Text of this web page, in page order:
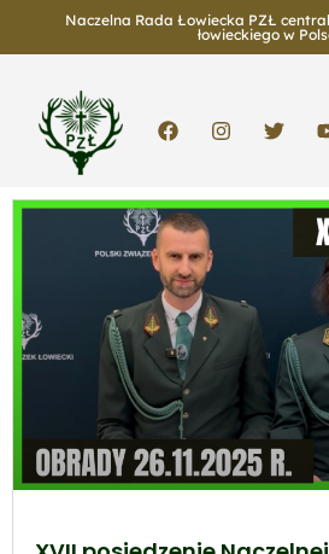
Naczelna Rada Łowiecka PZŁ
łowieckiego w